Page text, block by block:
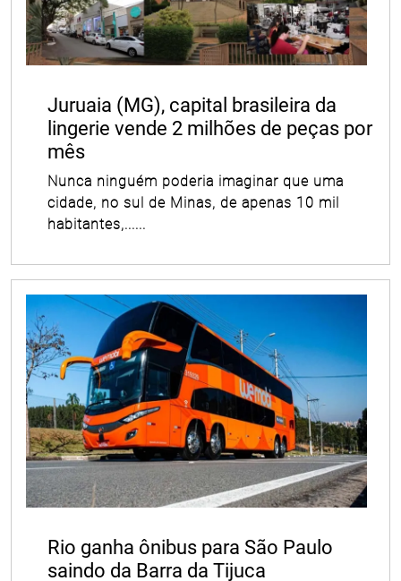
Juruaia (MG), capital brasileira da
lingerie vende 2 milhões de peças por
mês
Nunca ninguém poderia imaginar que uma
cidade, no sul de Minas, de apenas 10 mil
habitantes,......
Rio ganha ônibus para São Paulo
saindo da Barra da Tijuca